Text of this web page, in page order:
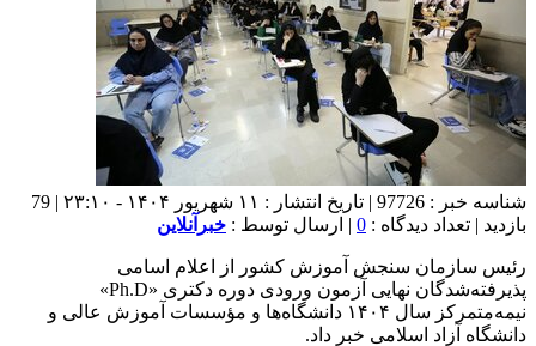
شناسه خبر : 97726 | تاریخ انتشار : ۱۱ شهریور ۱۴۰۴ - ۲۳:۱۰ | 79
بازدید | تعداد دیدگاه : 0 | ارسال توسط : خبرآنلاین
رئیس سازمان سنجش آموزش کشور از اعلام اسامی
پذیرفته‌شدگان نهایی آزمون ورودی دوره دکتری «Ph.D»
نیمه‌متمرکز سال ۱۴۰۴ دانشگاه‌ها و مؤسسات آموزش عالی و
دانشگاه آزاد اسلامی خبر داد.